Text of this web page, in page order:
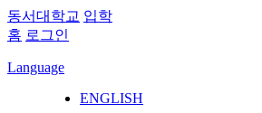
동서대학교 입학
홈 로그인
Language
ENGLISH